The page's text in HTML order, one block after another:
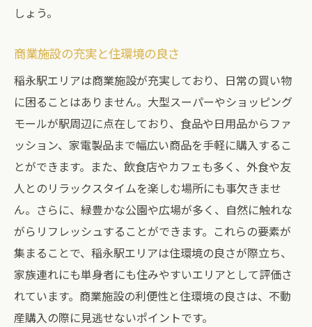
稲永駅周辺の不動産価格動向と建売住宅の選び
方
現在の不動産価格の傾向
価格帯別の建売住宅の特徴
人気エリアとその理由
不動産価格の将来的な見通し
建売住宅を選ぶ際のポイント
価格交渉のコツと注意点
稲永駅エリアで建売住宅を購入する際の注意点
不動産購入前に確認すべきポイント
建物の品質と耐震性のチェック
周辺環境と生活利便性の確認
しょう。
商業施設の充実と住環境の良さ
稲永駅エリアは商業施設が充実しており、日常の買い物
に困ることはありません。大型スーパーやショッピング
モールが駅周辺に点在しており、食品や日用品からファ
ッション、家電製品まで幅広い商品を手軽に購入するこ
とができます。また、飲食店やカフェも多く、外食や友
人とのリラックスタイムを楽しむ場所にも事欠きませ
ん。さらに、緑豊かな公園や広場が多く、自然に触れな
がらリフレッシュすることができます。これらの要素が
集まることで、稲永駅エリアは住環境の良さが際立ち、
家族連れにも単身者にも住みやすいエリアとして評価さ
れています。商業施設の利便性と住環境の良さは、不動
産購入の際に見逃せないポイントです。